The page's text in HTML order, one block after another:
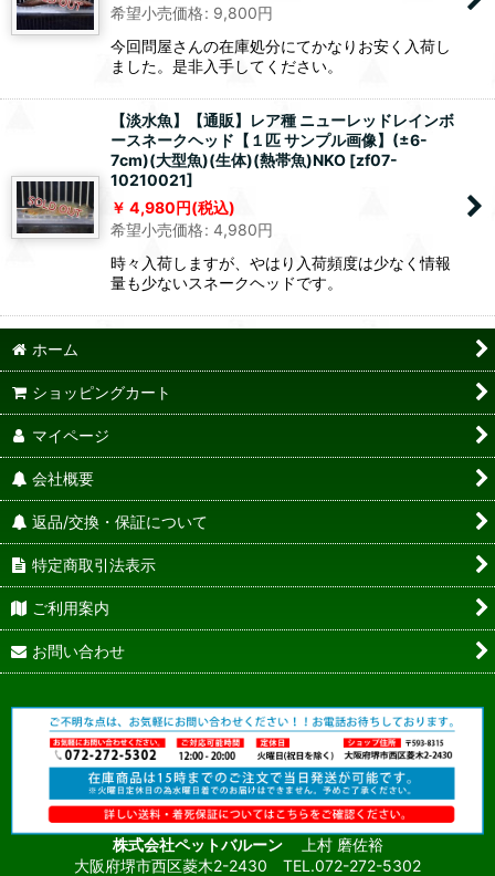
希望小売価格: 9,800円
今回問屋さんの在庫処分にてかなりお安く入荷し
ました。是非入手してください。
【淡水魚】【通販】レア種 ニューレッドレインボ
ースネークヘッド【１匹 サンプル画像】(±6-
7cm)(大型魚)(生体)(熱帯魚)NKO [zf07-
10210021]
4,980円(税込)
希望小売価格: 4,980円
時々入荷しますが、やはり入荷頻度は少なく情報
量も少ないスネークヘッドです。
ホーム
ショッピングカート
マイページ
会社概要
返品/交換・保証について
特定商取引法表示
ご利用案内
お問い合わせ
株式会社ペットバルーン
上村 磨佐裕
大阪府堺市西区菱木2-2430 TEL.072-272-5302